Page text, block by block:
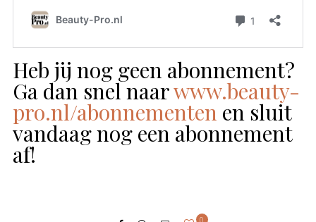
Heb jij nog geen abonnement?
Ga dan snel naarwww.beauty-
pro.nl/abonnementen en sluit
vandaag nog een abonnement
af!